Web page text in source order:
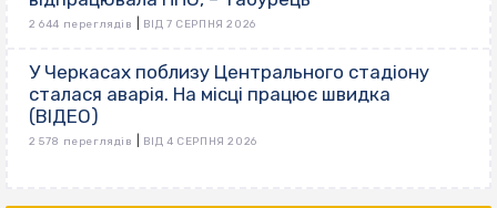
2 644 переглядів ВІД 7 СЕРПНЯ 2026
У Черкасах поблизу Центрального стадіону
сталася аварія. На місці працює швидка
(ВІДЕО)
2 578 переглядів ВІД 4 СЕРПНЯ 2026